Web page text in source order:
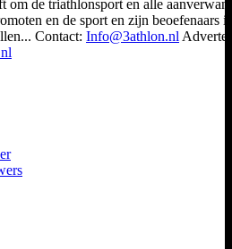
om de triathlonsport en alle
en de sport en zijn beoefenaars
Contact: Info@3athlon.nl